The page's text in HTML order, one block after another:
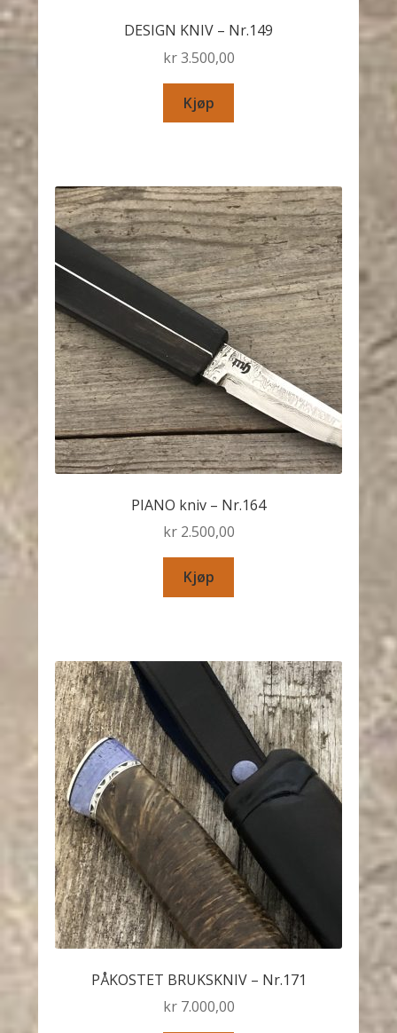
DESIGN KNIV – Nr.149
kr3.500,00
Kjøp
PIANO kniv – Nr.164
kr2.500,00
Kjøp
PÅKOSTET BRUKSKNIV – Nr.171
kr7.000,00